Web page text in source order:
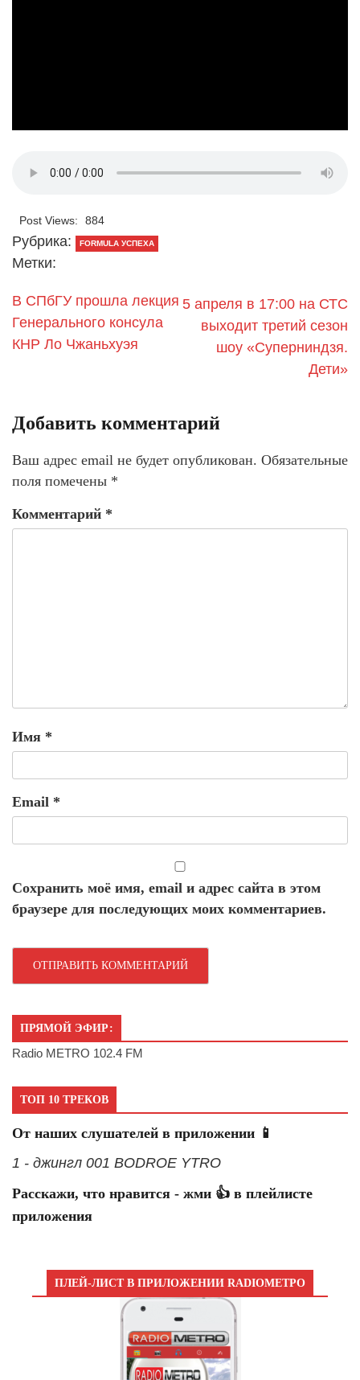
Post Views: 884
Рубрика: FORMULA УСПЕХА
Метки:
В СПбГУ прошла лекция
Генерального консула
КНР Ло Чжаньхуэя
5 апреля в 17:00 на СТС
выходит третий сезон
шоу «Суперниндзя.
Дети»
Добавить комментарий
Ваш адрес email не будет опубликован. Обязательные
поля помечены *
Комментарий *
Имя *
Email *
Сохранить моё имя, email и адрес сайта в этом
браузере для последующих моих комментариев.
ПРЯМОЙ ЭФИР:
Radio METRO 102.4 FM
ТОП 10 ТРЕКОВ
От наших слушателей в приложении 📱
1 - джингл 001 BODROE YTRO
Расскажи, что нравится - жми 👍 в плейлисте
приложения
ПЛЕЙ-ЛИСТ В ПРИЛОЖЕНИИ RADIOМЕТРО